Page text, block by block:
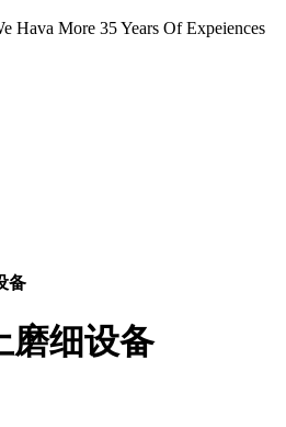
Hava More 35 Years Of Expeiences
备
磨细设备